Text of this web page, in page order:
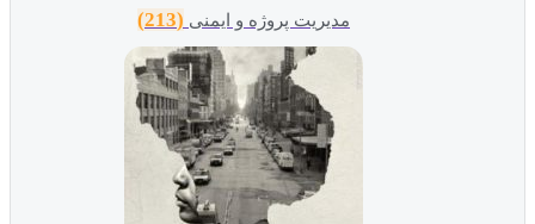
مدیریت پروژه و ایمنی (213)